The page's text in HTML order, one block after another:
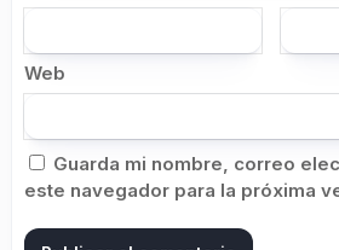
Web
Guarda mi nombre, correo
este navegador para la próxima